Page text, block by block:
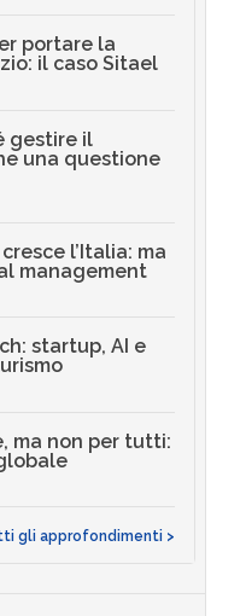
portare la
il caso Sitael
gestire il
una questione
l’Italia: ma
management
startup, AI e
ma non per tutti:
gli approfondimenti >